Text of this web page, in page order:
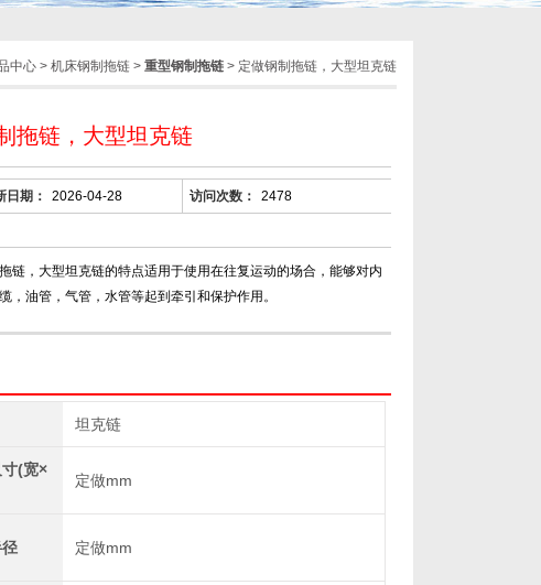
中心> 机床钢制拖链> 重型钢制拖链> 定做钢制拖链，大型坦克链
拖链，大型坦克链
日期： 2026-04-28 访问次数： 2478
链，大型坦克链的特点适用于使用在往复运动的场合，能够对内
，油管，气管，水管等起到牵引和保护作用。
坦克链
(宽×
定做mm
定做mm